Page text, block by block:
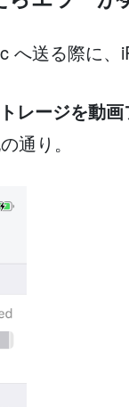
送る際に、
レージを動
通り。